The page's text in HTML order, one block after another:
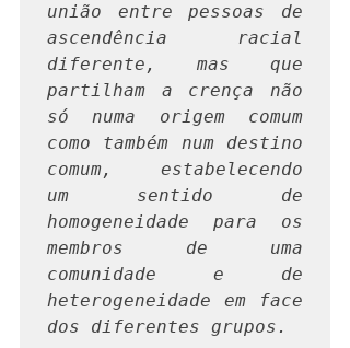
união entre pessoas de
ascendência racial
diferente, mas que
partilham a crença não
só numa origem comum
como também num destino
comum, estabelecendo
um sentido de
homogeneidade para os
membros de uma
comunidade e de
heterogeneidade em face
dos diferentes grupos.